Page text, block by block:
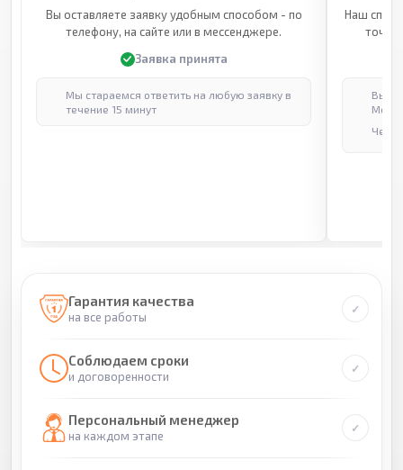
Вы оставляете заявку удобным способом - по
телефону, на сайте или в мессенджере.
Заявка принята
Мы стараемся ответить на любую заявку в
течение 15 минут
Наш
Гарантия качества
на все работы
Соблюдаем сроки
и договоренности
Персональный менеджер
на каждом этапе